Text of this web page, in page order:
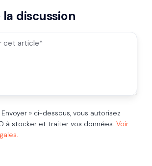
la discussion
» ci-dessous, vous autorisez
à stocker et traiter vos données. Voir